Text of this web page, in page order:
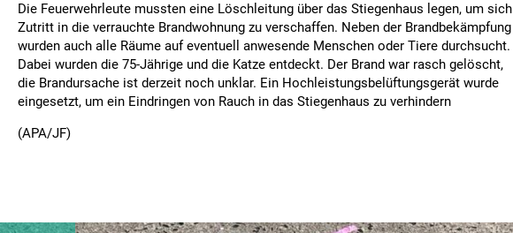
Die Feuerwehrleute mussten eine Löschleitung über das Stiegenhaus legen, um sich
Zutritt in die verrauchte Brandwohnung zu verschaffen. Neben der Brandbekämpfung
wurden auch alle Räume auf eventuell anwesende Menschen oder Tiere durchsucht.
Dabei wurden die 75-Jährige und die Katze entdeckt. Der Brand war rasch gelöscht,
die Brandursache ist derzeit noch unklar. Ein Hochleistungsbelüftungsgerät wurde
eingesetzt, um ein Eindringen von Rauch in das Stiegenhaus zu verhindern
(APA/JF)